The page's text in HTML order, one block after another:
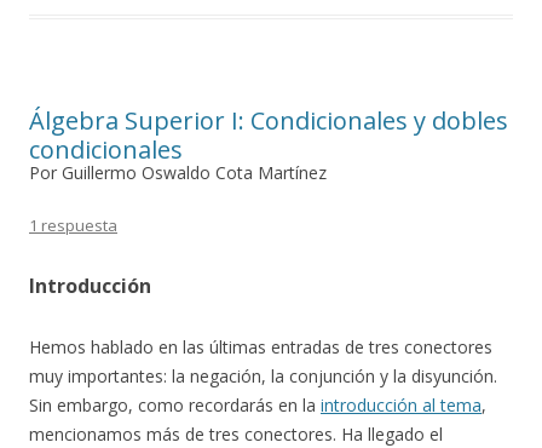
Álgebra Superior I: Condicionales y dobles
condicionales
Por Guillermo Oswaldo Cota Martínez
1 respuesta
Introducción
Hemos hablado en las últimas entradas de tres conectores
muy importantes: la negación, la conjunción y la disyunción.
Sin embargo, como recordarás en la introducción al tema,
mencionamos más de tres conectores. Ha llegado el